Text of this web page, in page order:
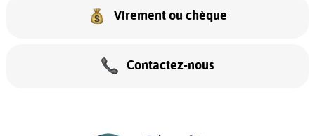
Virement ou chèque
Contactez-nous